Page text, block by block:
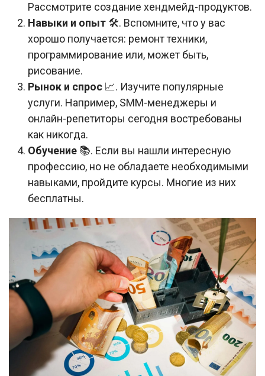
Рассмотрите создание хендмейд-продуктов.
Навыки и опыт 🛠️. Вспомните, что у вас
хорошо получается: ремонт техники,
программирование или, может быть,
рисование.
Рынок и спрос 📈. Изучите популярные
услуги. Например, SMM-менеджеры и
онлайн-репетиторы сегодня востребованы
как никогда.
Обучение 📚. Если вы нашли интересную
профессию, но не обладаете необходимыми
навыками, пройдите курсы. Многие из них
бесплатны.